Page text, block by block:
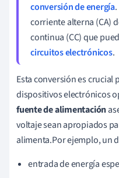
conversión de energía
corriente alterna (CA)
continua (CC) que
circuitos electrónicos.
Esta conversión es crucial
dispositivos electrónicos
fuente de alimentación
voltaje sean apropiados
alimenta.Por ejemplo, un
entrada de energía